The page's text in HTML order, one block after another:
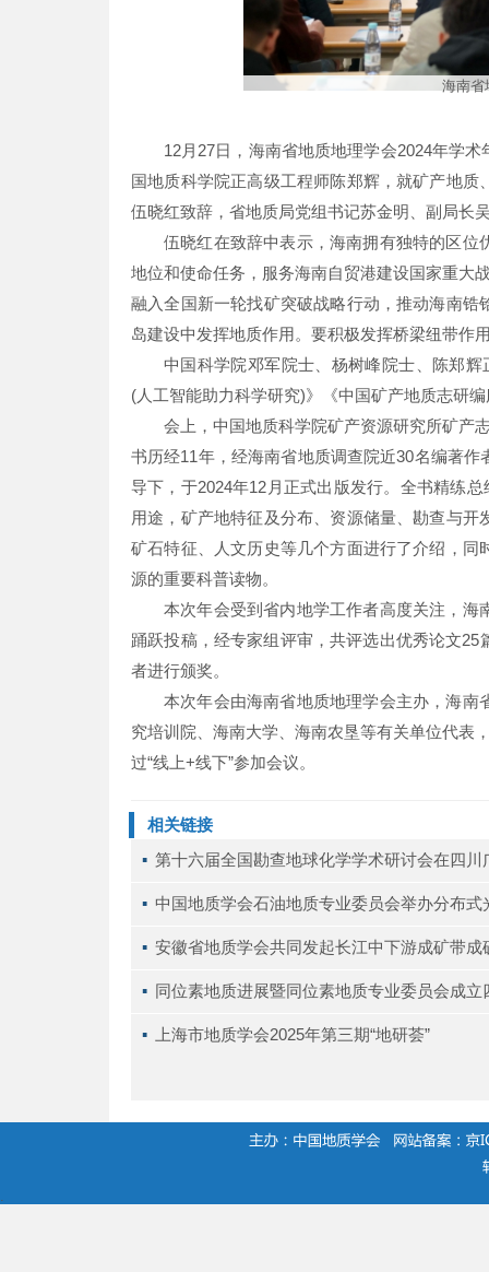
海南
12月27日，海南省地质地理学会2024年学
国地质科学院正高级工程师陈郑辉，就矿产地
伍晓红致辞，省地质局党组书记苏金明、副局长
伍晓红在致辞中表示，海南拥有独特的区
地位和使命任务，服务海南自贸港建设国家重大
融入全国新一轮找矿突破战略行动，推动海南
岛建设中发挥地质作用。要积极发挥桥梁纽带作
中国科学院邓军院士、杨树峰院士、陈郑
(人工智能助力科学研究)》《中国矿产地质志研
会上，中国地质科学院矿产资源研究所矿产
书历经11年，经海南省地质调查院近30名编著
导下，于2024年12月正式出版发行。全书精练
用途，矿产地特征及分布、资源储量、勘查与
矿石特征、人文历史等几个方面进行了介绍，
源的重要科普读物。
本次年会受到省内地学工作者高度关注，
踊跃投稿，经专家组评审，共评选出优秀论文
者进行颁奖。
本次年会由海南省地质地理学会主办，海
究培训院、海南大学、海南农垦等有关单位代表
过“线上+线下”参加会议。
相关链接
▪ 第十六届全国勘查地球化学学术研讨会在四川
▪ 中国地质学会石油地质专业委员会举办分布式
▪ 安徽省地质学会共同发起长江中下游成矿带成
▪ 同位素地质进展暨同位素地质专业委员会成
▪ 上海市地质学会2025年第三期“地研荟”
.